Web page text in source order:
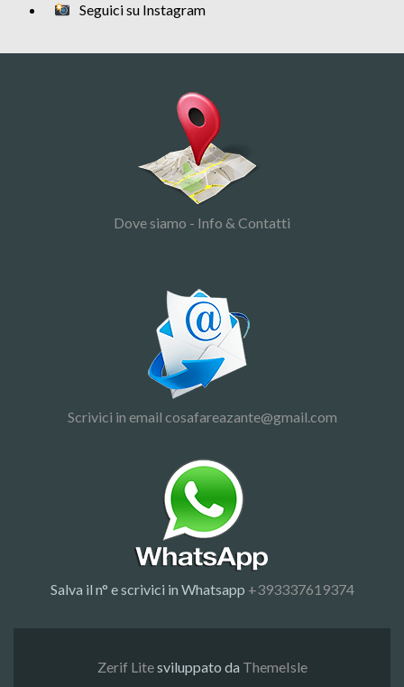
Seguici su Instagram
Dove siamo - Info & Contatti
Scrivici in email cosafareazante@gmail.com
Salva il n° e scrivici in Whatsapp +393337619374
Zerif Litesviluppato da ThemeIsle